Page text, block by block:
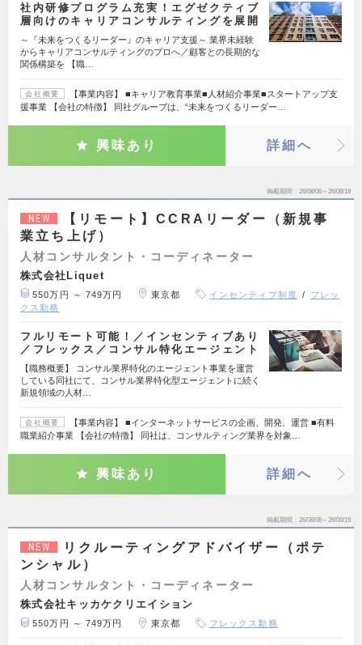
社内研修プログラム充実！エグゼクティブ
層向けのキャリアコンサルティングを展開
～『未来をつくるリーダー』のキャリア支援～ 業界未経験
からキャリアコンサルティングのプロへ／顧客との長期的な
関係構築を 【職…
会社概要
【事業内容】 ■キャリア教育事業■人材紹介事業■スタートアップ支
援事業 【会社の特徴】 同社グループは、“未来をつくるリーダー…
興味あり 詳細へ
掲載期間 26/08/06～26/08/19
NEW
【リモート】CCRAリーダー（新規事
業立ち上げ）
人材コンサルタント・コーディネーター
株式会社Liquet
550万円 ～ 749万円 東京都 インセンティブ制度
フレッ
クス勤務
フルリモート可能！／インセンティブあり
／フレックス／コンサル特化エージェント
【職務概要】 コンサル業界特化のエージェント事業を運営
している同社にて、コンサル業界特化型エージェントに続く
新規領域の人材…
会社概要
【事業内容】 ■インターネットサービスの企画、開発、運営 ■有料
職業紹介事業 【会社の特徴】 同社は、コンサルティング業界を対象…
興味あり 詳細へ
掲載期間 26/08/06～26/08/19
NEW
リクルーティングアドバイザー（ポテ
ンシャル）
人材コンサルタント・コーディネーター
株式会社キッカケクリエイション
550万円 ～ 749万円 東京都 フレックス勤務